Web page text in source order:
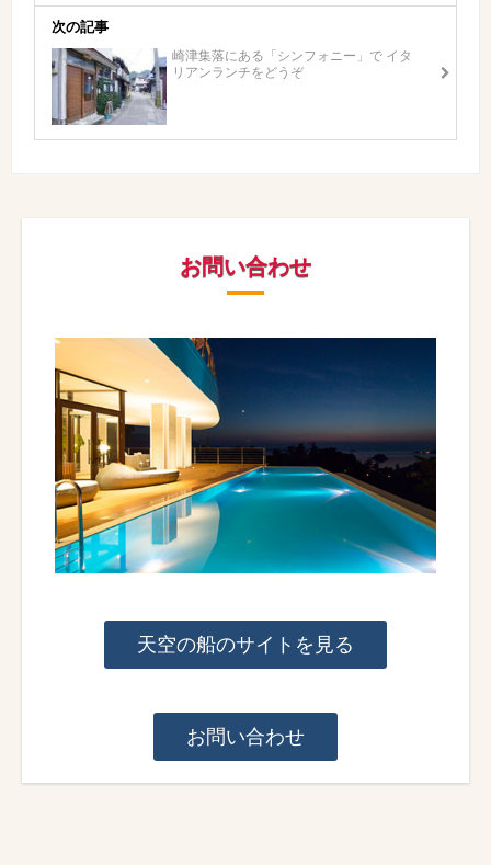
次の記事
崎津集落にある「シンフォニー」で イタ
リアンランチをどうぞ
お問い合わせ
天空の船のサイトを見る
お問い合わせ